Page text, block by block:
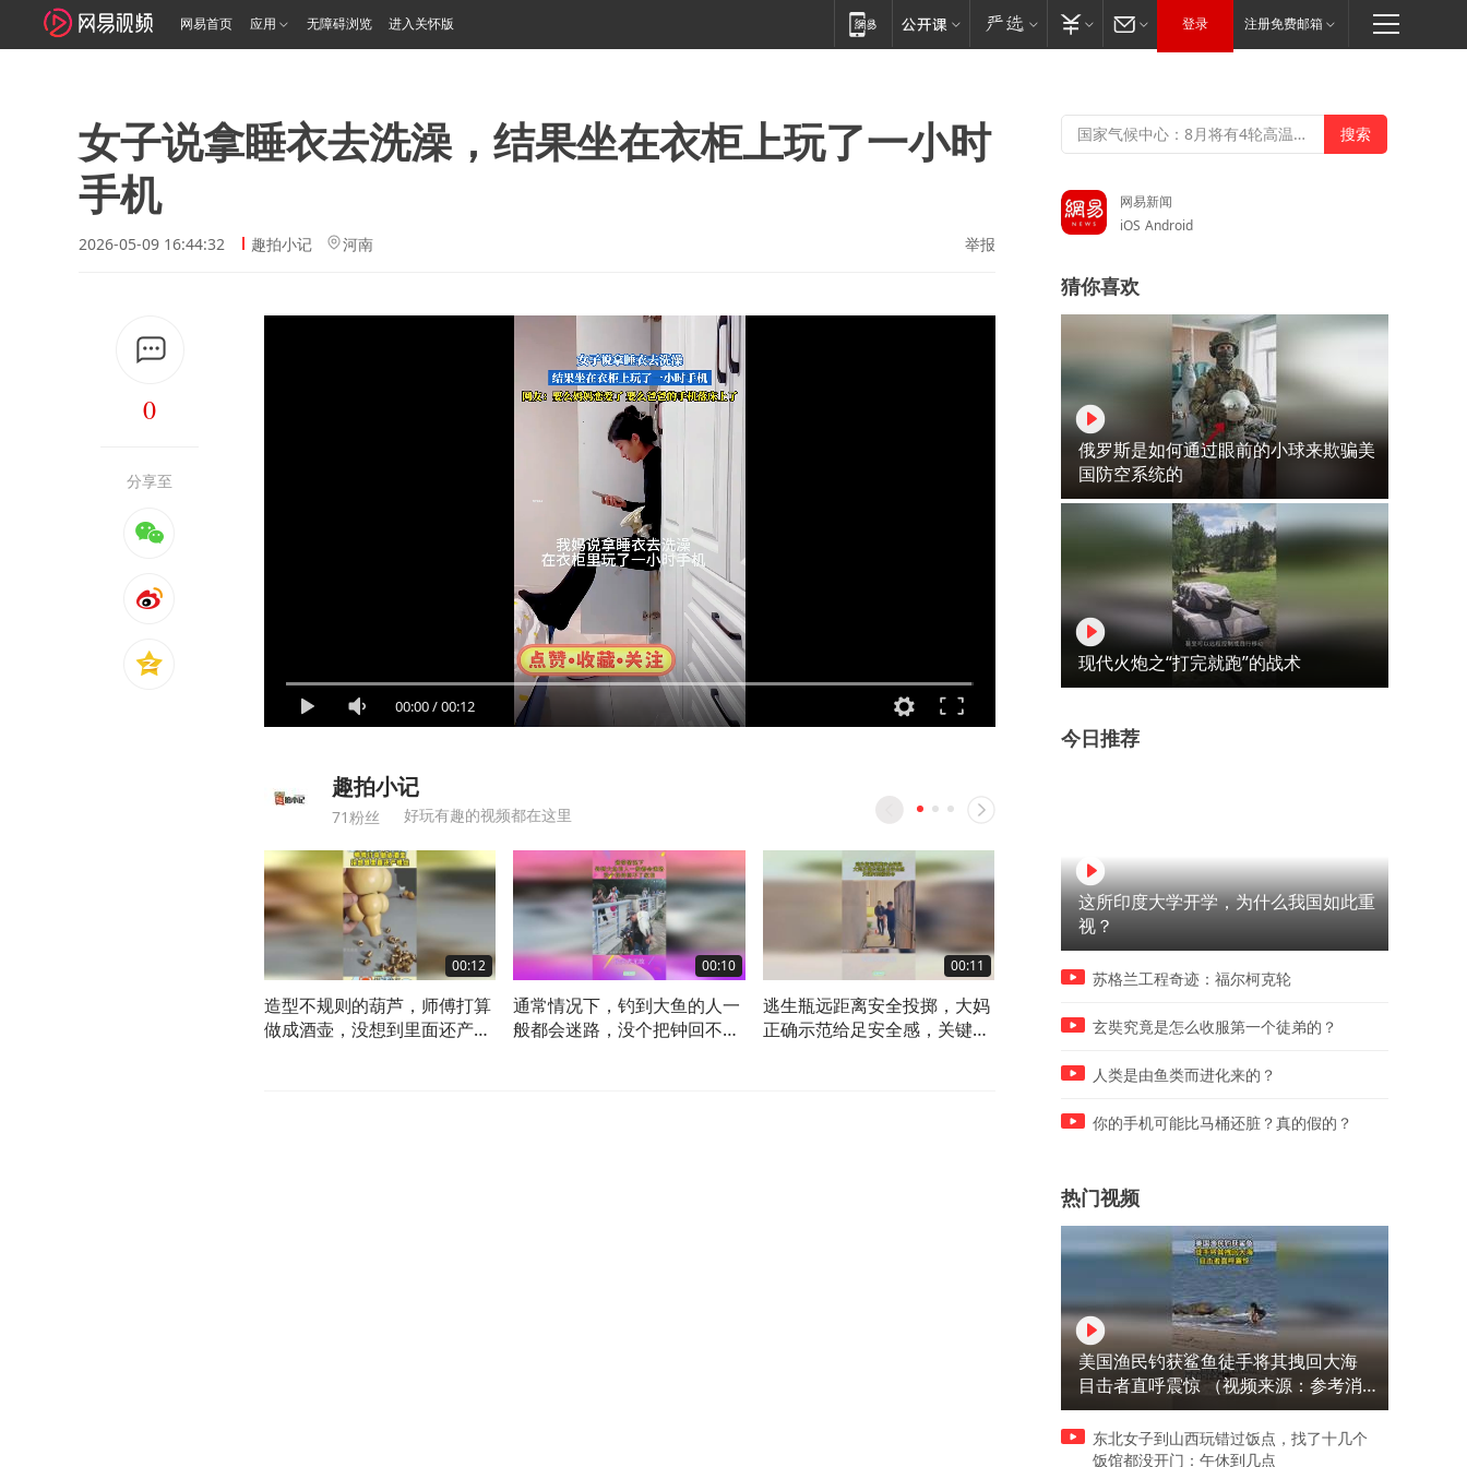
网易首页 应用 无障碍浏览 进入关怀版 登录 注册免费邮箱
女子说拿睡衣去洗澡，结果坐在衣柜上玩了一小时
手机
2026-05-09 16:44:32 趣拍小记 河南 举报
0
分享至
00:00/00:12
趣拍小记
71粉丝 好玩有趣的视频都在这里
00:12
造型不规则的葫芦，师傅打算
做成酒壶，没想到里面还产螺
00:10
通常情况下，钓到大鱼的人一
般都会迷路，没个把钟回不了
00:11
逃生瓶远距离安全投掷，大妈
正确示范给足安全感，关键时
水里一会，就变成很火的抓不
在民间，倒放难度更大更厉
网易新闻
iOS Android
猜你喜欢
俄罗斯是如何通过眼前的小球来欺骗美
国防空系统的
现代火炮之“打完就跑”的战术
今日推荐
这所印度大学开学，为什么我国如此重
视？
苏格兰工程奇迹：福尔柯克轮
玄奘究竟是怎么收服第一个徒弟的？
人类是由鱼类而进化来的？
你的手机可能比马桶还脏？真的假的？
热门视频
美国渔民钓获鲨鱼徒手将其拽回大海
目击者直呼震惊 （视频来源：参考消
息）
东北女子到山西玩错过饭点，找了十几个
饭馆都没开门：午休到几点